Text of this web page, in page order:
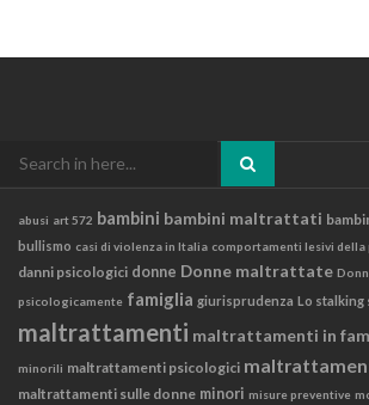
abusi art 572 bambini bambini maltrattati
bullismo casi di violenza in Italia comportamenti lesivi della
danni psicologici donne Donne maltrattate
psicologicamente famiglia giurisprudenza Lo stalking
maltrattamenti maltrattamenti in
minorili maltrattamenti psicologici
maltrattamenti sulle donne minori misure preventive